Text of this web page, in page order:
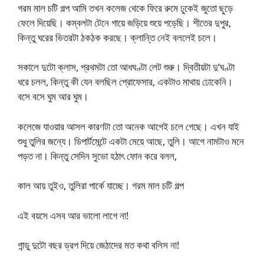
গরম মাল চটি গল্প আমি তখন কলেজ থেকে ফিরে রুমে ঢুকেই জুতো ছুড়ে
ফেলে দিয়েছি। কম্বলটা টেনে গায়ে জড়িয়ে শুয়ে পড়েছি। শীতের দুপুর,
কিন্তু ঘরের ভিতরটা ঠকঠক করছে। ক্লান্তি নেই বললেই চলে।
সকালে দুটো ক্লাস, প্রথমটা তো আধঘণ্টা লেট শুরু। দ্বিতীয়টা দু’ঘণ্টা
ধরে চলল, কিন্তু কী যেন বলছিল প্রোফেসার, একটাও মাথায় ঢোকেনি।
বসে বসে ঘুম আর ঘুম।
কলেজে যাওয়ার আসল কারণটা তো অনেক আগেই চলে গেছে। এখন যাই
শুধু তুলির জন্যে। ডিপার্টমেন্টে একটা মেয়ে আছে, তুলি। আগে নামটাও মনে
পড়ত না। কিন্তু সেদিন সুভো হঠাৎ ফোন করে বলল,
কাল আয় তুইও, তুলিরা পার্কে যাচ্ছে। গরম মাল চটি গল্প
এই বয়সে এসব আর ভালো লাগে না!
গান্ডু দুটো বছর ড্রপ দিয়ে জেঠাদের মত কথা বলিস না!